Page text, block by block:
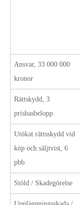
Ansvar, 33 000 000
kronor
Rättskydd, 3
prisbasbelopp
Utökat rättsskydd vid
köp och säljtvist, 6
pbb
Stöld / Skadegörelse